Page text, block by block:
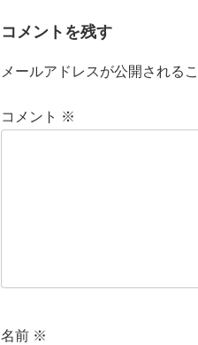
コメントを残す
メールアドレスが公開される
コメント ※
名前 ※